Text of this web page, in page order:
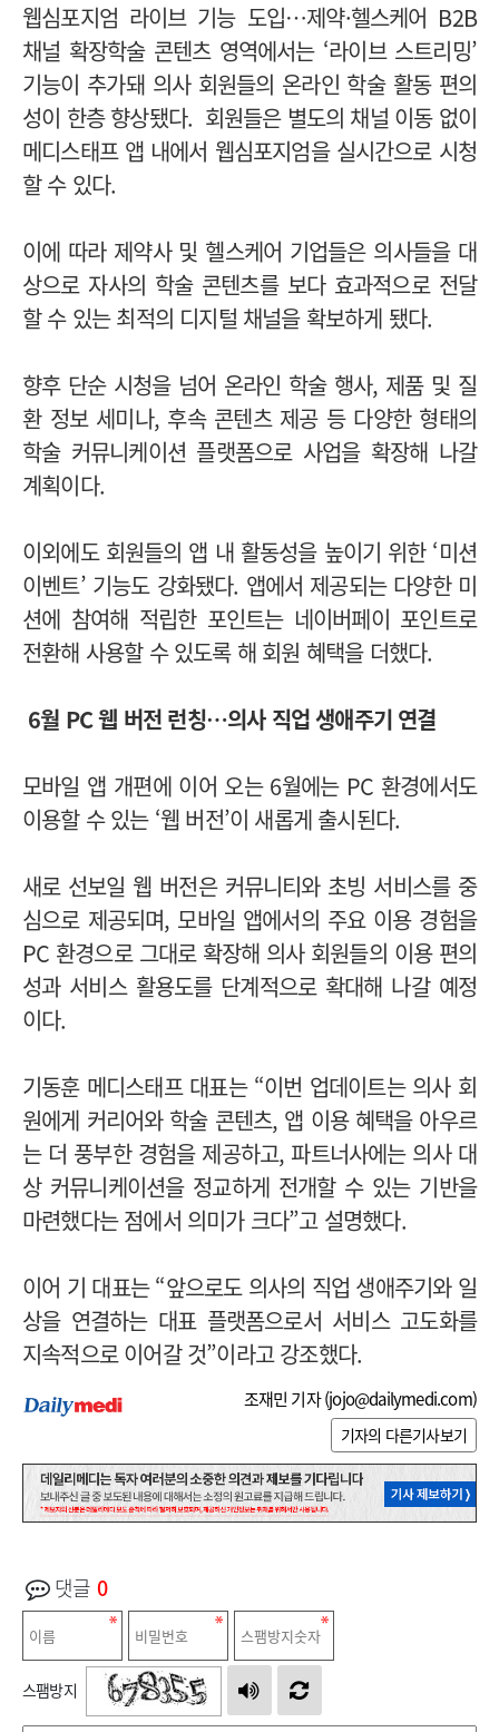
웹심포지엄 라이브 기능 도입…제약·헬스케어 B2B
채널 확장학술 콘텐츠 영역에서는 ‘라이브 스트리밍’
기능이 추가돼 의사 회원들의 온라인 학술 활동 편의
성이 한층 향상됐다. 회원들은 별도의 채널 이동 없이
메디스태프 앱 내에서 웹심포지엄을 실시간으로 시청
할 수 있다.
이에 따라 제약사 및 헬스케어 기업들은 의사들을 대
상으로 자사의 학술 콘텐츠를 보다 효과적으로 전달
할 수 있는 최적의 디지털 채널을 확보하게 됐다.
향후 단순 시청을 넘어 온라인 학술 행사, 제품 및 질
환 정보 세미나, 후속 콘텐츠 제공 등 다양한 형태의
학술 커뮤니케이션 플랫폼으로 사업을 확장해 나갈
계획이다.
이외에도 회원들의 앱 내 활동성을 높이기 위한 ‘미션
이벤트’ 기능도 강화됐다. 앱에서 제공되는 다양한 미
션에 참여해 적립한 포인트는 네이버페이 포인트로
전환해 사용할 수 있도록 해 회원 혜택을 더했다.
6월 PC 웹 버전 런칭…의사 직업 생애주기 연결
모바일 앱 개편에 이어 오는 6월에는 PC 환경에서도
이용할 수 있는 ‘웹 버전’이 새롭게 출시된다.
새로 선보일 웹 버전은 커뮤니티와 초빙 서비스를 중
심으로 제공되며, 모바일 앱에서의 주요 이용 경험을
PC 환경으로 그대로 확장해 의사 회원들의 이용 편의
성과 서비스 활용도를 단계적으로 확대해 나갈 예정
이다.
기동훈 메디스태프 대표는 “이번 업데이트는 의사 회
원에게 커리어와 학술 콘텐츠, 앱 이용 혜택을 아우르
는 더 풍부한 경험을 제공하고, 파트너사에는 의사 대
상 커뮤니케이션을 정교하게 전개할 수 있는 기반을
마련했다는 점에서 의미가 크다”고 설명했다.
이어 기 대표는 “앞으로도 의사의 직업 생애주기와 일
상을 연결하는 대표 플랫폼으로서 서비스 고도화를
지속적으로 이어갈 것”이라고 강조했다.
조재민 기자 (jojo@dailymedi.com)
기자의 다른기사보기
댓글 0
스팸방지